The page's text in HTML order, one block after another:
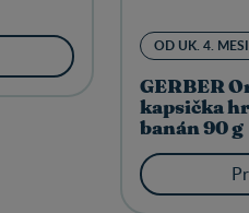
OD UK. 4.
GERBER
kapsička
banán 90 g